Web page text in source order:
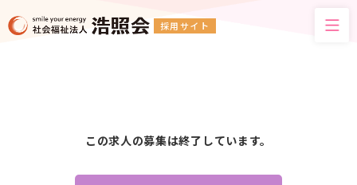
採用サイト
この求人の募集は終了しています。